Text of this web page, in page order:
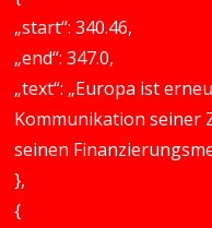
„start“: 340.46,
„end“: 347.0,
„text“: „Europa ist
Kommunikation seiner
seinen
},
{